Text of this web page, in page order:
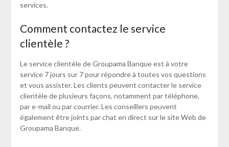
services.
Comment contactez le service
clientèle ?
Le service clientèle de Groupama Banque est à votre
service 7 jours sur 7 pour répondre à toutes vos questions
et vous assister. Les clients peuvent contacter le service
clientèle de plusieurs façons, notamment par téléphone,
par e-mail ou par courrier. Les conseillers peuvent
également être joints par chat en direct sur le site Web de
Groupama Banque.